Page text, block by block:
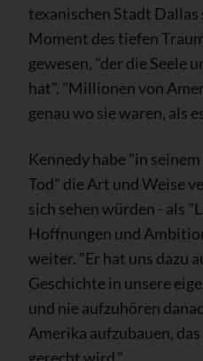
texanischen Stadt Dallas
Moment des tiefen
gewesen, "der die Seele
hat". "Millionen von
genau wo sie waren, als
Kennedy habe "in
Tod" die Art und Weise
sich sehen würden - als
Hoffnungen und
weiter. "Er hat uns dazu
Geschichte in unsere
und nie aufzuhören
Amerika aufzubauen,